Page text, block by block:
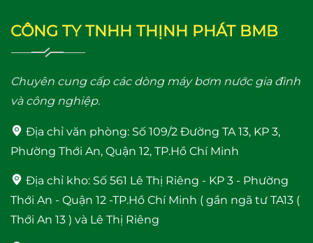
(250W)
Rơ le điện tử Adelino
PS-01B Rơ le thông
minh cho máy bơm
Máy Năng Lượng Mặt
Trời Bình Minh 120 Lít
bảo hành 4 năm
CÔNG TY TNHH THỊNH PHÁT BMB
Chuyên cung cấp các dòng máy bơm nước gia đình
và công nghiệp.
Địa chỉ văn phòng: Số 109/2 Đường TA 13, KP 3,
Phường Thới An, Quận 12, TP.Hồ Chí Minh
Địa chỉ kho: Số 561 Lê Thị Riêng - KP 3 - Phường
Thới An - Quận 12 -TP.Hồ Chí Minh ( gần ngã tư TA13 (
Thới An 13 ) và Lê Thị Riêng